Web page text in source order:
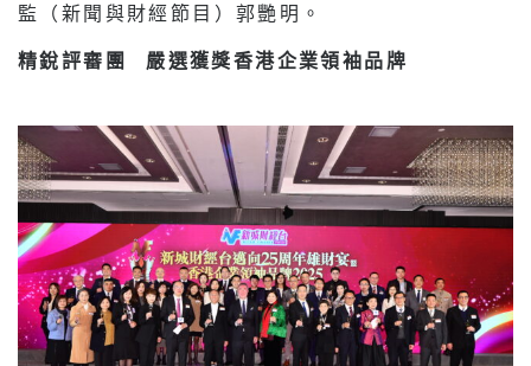
監（新聞與財經節目）郭艷明。
精銳評審團 嚴選獲獎香港企業領袖品牌